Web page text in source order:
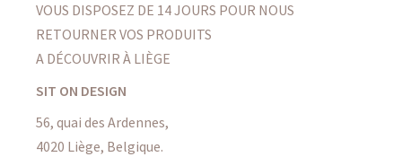
VOUS DISPOSEZ DE 14 JOURS POUR NOUS
RETOURNER VOS PRODUITS
A DÉCOUVRIR À LIÈGE
SIT ON DESIGN
56, quai des Ardennes,
4020 Liège, Belgique.